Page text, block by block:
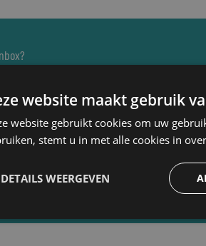
elke dinsdag rond de lunch een
loopbaanwijzigingen en de
de Mr. nieuwsbrief.
website maakt gebruik
website gebruikt cookies om uw
stemt u in met alle cookies in
DETAILS WEERGEVEN